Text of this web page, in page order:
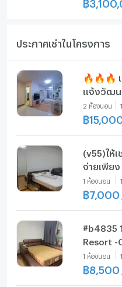
ประกาศเช่าในโครงการ
🔥🔥🔥 เช่าคอนโ
แจ้งวัฒน
CX-
2 ห้องนอน 1
฿
(v55)ให้
จ่ายเพียง
line
1 ห้องนอน 1
฿7,000
#b4835 14/12/68
Resort -
ld line
1 ห้องนอน 1
฿8,500